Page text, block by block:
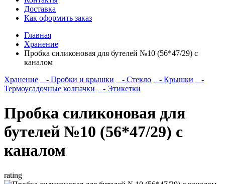
Доставка
Как оформить заказ
Главная
Хранение
Пробка силиконовая для бутелей №10 (56*47/29) с
каналом
Хранение
- Пробки и крышки - Стекло - Крышки
-
Термоусадочные колпачки
- Этикетки
Пробка силиконовая для
бутелей №10 (56*47/29) с
каналом
rating